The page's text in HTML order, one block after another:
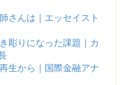
さんは｜エッセイスト
彫りになった課題｜カ
生から｜国際金融アナ